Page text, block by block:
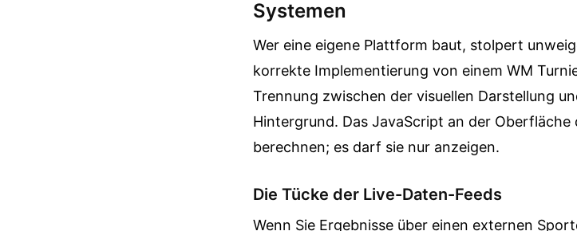
Systemen
Wer eine eigene Plattform baut, stolpert
korrekte Implementierung von einem WM
Trennung zwischen der visuellen Darstellung
Hintergrund. Das JavaScript an der
berechnen; es darf sie nur anzeigen.
Die Tücke der Live-Daten-Feeds
Wenn Sie Ergebnisse über einen externen